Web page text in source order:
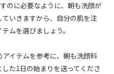
のに必要なように、朝も洗顔が
いきますから、自分の肌を注
ムを選びましょう。
イテムを参考に、朝も洗顔料
た1日の始まりを送ってくださ